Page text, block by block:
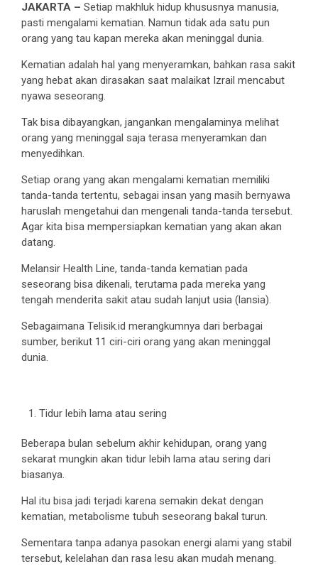
JAKARTA – Setiap makhluk hidup khususnya manusia,
pasti mengalami kematian. Namun tidak ada satu pun
orang yang tau kapan mereka akan meninggal dunia.
Kematian adalah hal yang menyeramkan, bahkan rasa sakit
yang hebat akan dirasakan saat malaikat Izrail mencabut
nyawa seseorang.
Tak bisa dibayangkan, jangankan mengalaminya melihat
orang yang meninggal saja terasa menyeramkan dan
menyedihkan.
Setiap orang yang akan mengalami kematian memiliki
tanda-tanda tertentu, sebagai insan yang masih bernyawa
haruslah mengetahui dan mengenali tanda-tanda tersebut.
Agar kita bisa mempersiapkan kematian yang akan akan
datang.
Melansir Health Line, tanda-tanda kematian pada
seseorang bisa dikenali, terutama pada mereka yang
tengah menderita sakit atau sudah lanjut usia (lansia).
Sebagaimana Telisik.id merangkumnya dari berbagai
sumber, berikut 11 ciri-ciri orang yang akan meninggal
dunia.
Tidur lebih lama atau sering
Beberapa bulan sebelum akhir kehidupan, orang yang
sekarat mungkin akan tidur lebih lama atau sering dari
biasanya.
Hal itu bisa jadi terjadi karena semakin dekat dengan
kematian, metabolisme tubuh seseorang bakal turun.
Sementara tanpa adanya pasokan energi alami yang stabil
tersebut, kelelahan dan rasa lesu akan mudah menang.